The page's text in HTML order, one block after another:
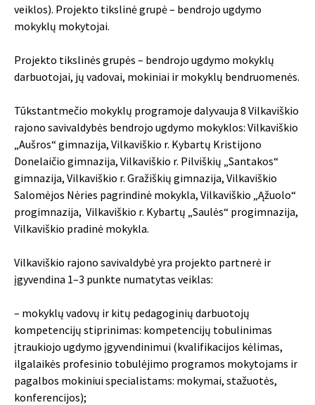
veiklos). Projekto tikslinė grupė – bendrojo ugdymo
mokyklų mokytojai.
Projekto tikslinės grupės – bendrojo ugdymo mokyklų
darbuotojai, jų vadovai, mokiniai ir mokyklų bendruomenės.
Tūkstantmečio mokyklų programoje dalyvauja 8 Vilkaviškio
rajono savivaldybės bendrojo ugdymo mokyklos: Vilkaviškio
„Aušros“ gimnazija, Vilkaviškio r. Kybartų Kristijono
Donelaičio gimnazija, Vilkaviškio r. Pilviškių „Santakos“
gimnazija, Vilkaviškio r. Gražiškių gimnazija, Vilkaviškio
Salomėjos Nėries pagrindinė mokykla, Vilkaviškio „Ąžuolo“
progimnazija, Vilkaviškio r. Kybartų „Saulės“ progimnazija,
Vilkaviškio pradinė mokykla.
Vilkaviškio rajono savivaldybė yra projekto partnerė ir
įgyvendina 1–3 punkte numatytas veiklas:
– mokyklų vadovų ir kitų pedagoginių darbuotojų
kompetencijų stiprinimas: kompetencijų tobulinimas
įtraukiojo ugdymo įgyvendinimui (kvalifikacijos kėlimas,
ilgalaikės profesinio tobulėjimo programos mokytojams ir
pagalbos mokiniui specialistams: mokymai, stažuotės,
konferencijos);